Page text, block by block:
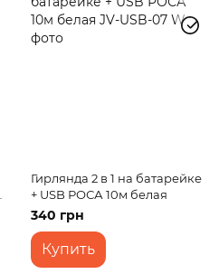
Гирлянда 2 в 1 на батарейке
+ USB РОСА 10м белая
340 грн
Купить